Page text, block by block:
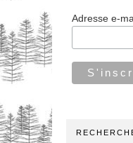
Adresse e-